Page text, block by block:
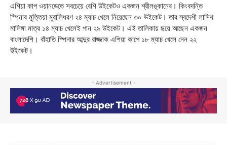
এশিয়া কাপ ওয়ানডেতে সবচেয়ে বেশি উইকেটও একজন শ্রীলঙ্কানের। কিংবদন্তি
স্পিনার মুত্তিয়া মুরালিধরণ ২৪ ম্যাচ খেলে নিয়েছেন ৩০ উইকেট। তার স্বদেশী লাসিথ
মালিঙ্গা মাত্র ১৪ ম্যাচ খেলেই পান ২৯ উইকেট। এই তালিকায় ছয়ে আছেন একজন
বাংলাদেশি। বাঁহাতি স্পিনার আব্দুর রাজ্জাক এশিয়া কাপে ১৮ ম্যাচ খেলে নেন ২২
উইকেট।
- Advertisement -